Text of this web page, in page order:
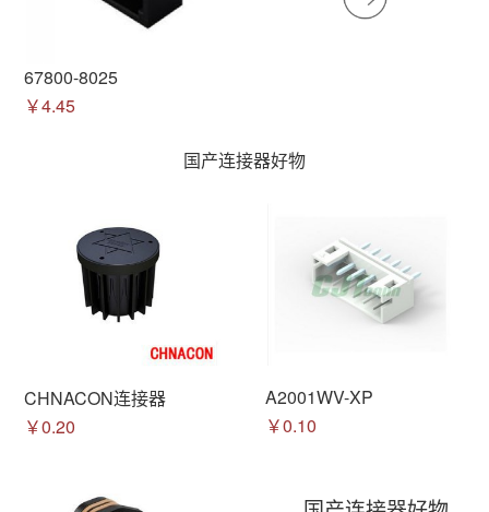
67800-8025
￥4.45
国产连接器好物
CHNACON连接器
￥0.20
A2001WV-XP
￥0.10